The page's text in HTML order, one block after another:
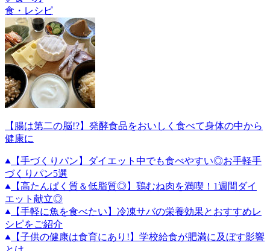
食・レシピ
【腸は第二の脳!?】発酵食品をおいしく食べて身体の中から
健康に
【手づくりパン】ダイエット中でも食べやすい◎お手軽手
づくりパン5選
【高たんぱく質＆低脂質◎】鶏むね肉を満喫！1週間ダイ
エット献立◎
【手軽に魚を食べたい】冷凍サバの栄養効果とおすすめレ
シピをご紹介
【子供の健康は食育にあり!】学校給食が肥満に及ぼす影響